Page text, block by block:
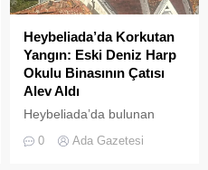
anlayışımız, tarafsızlık
meslek etiğinin gereği olan
“cevap hakkına”
duyduğumuz...
Heybeliada’da Korkutan
Yangın: Eski Deniz Harp
Okulu Binasının Çatısı
Alev Aldı
Heybeliada’da bulunan
çatısında, tamirat
0 Ada Gazetesi